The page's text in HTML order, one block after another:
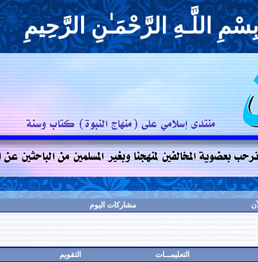
بِسْمِ اللَّـهِ الرَّحْمَـٰنِ الرَّحِيمِ
مشاركات اليوم
التعليمـــات التقويم